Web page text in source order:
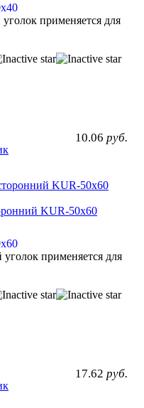
применяется для
10.06 руб.
KUR-50х60
применяется для
17.62 руб.